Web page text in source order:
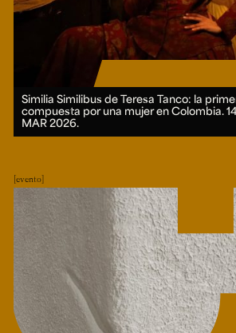
Similia Similibus de Teresa Tanco: la
compuesta por una mujer en Colombia.
MAR 2026.
evento